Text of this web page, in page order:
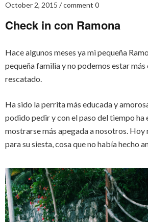
October 2, 2015 comment 0
Check in con Ramona
Hace algunos meses ya mi pequeña
pequeña familia y no podemos estar
rescatado.
Ha sido la perrita más educada y
podido pedir y con el paso del tiempo ha
mostrarse más apegada a nosotros. Hoy
para su siesta, cosa que no había hecho